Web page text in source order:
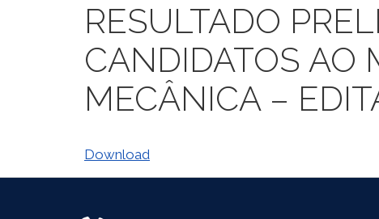
RESULTADO
CANDIDATOS AO
MECÂNICA –
Download